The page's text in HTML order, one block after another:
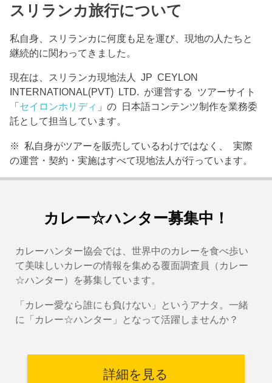
スリランカ旅行について
私自身、スリランカに何度も足を運び、現地の人たちと
継続的に関わってきました。
現在は、スリランカ現地法人 JP CEYLON
INTERNATIONAL(PVT) LTD. が運営する ツアーサイト
「セイロンホリディ 」の 日本語コンテンツ制作を業務委
託として担当しています。
※ 私自身がツアーを販売しているわけではなく、 実際
の運営・契約・実施はすべて現地法人が行っています。
カレー☆ハンター募集中！
カレーハンター協会では、世界中のカレーを食べ歩い
て美味しいカレーの情報を集める覆面調査員（カレー
☆ハンター）を募集しています。
「カレー愛なら誰にも負けない」というアナタ。一緒
に「カレー☆ハンター」となって活躍しませんか？
詳細を見る